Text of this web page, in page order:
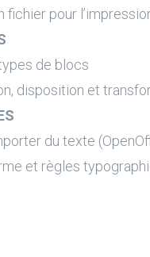
fichier pour
de blocs
disposition et
du texte
et règles